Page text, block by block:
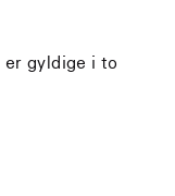
gyldige i to